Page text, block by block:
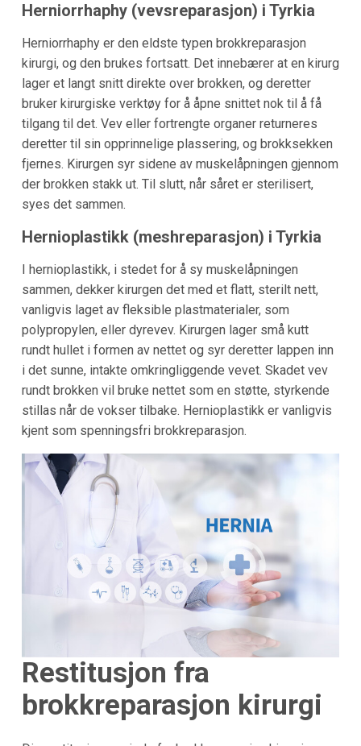
Herniorrhaphy (vevsreparasjon) i Tyrkia
Herniorrhaphy er den eldste typen brokkreparasjon
kirurgi, og den brukes fortsatt. Det innebærer at en kirurg
lager et langt snitt direkte over brokken, og deretter
bruker kirurgiske verktøy for å åpne snittet nok til å få
tilgang til det. Vev eller fortrengte organer returneres
deretter til sin opprinnelige plassering, og brokksekken
fjernes. Kirurgen syr sidene av muskelåpningen gjennom
der brokken stakk ut. Til slutt, når såret er sterilisert,
syes det sammen.
Hernioplastikk (meshreparasjon) i Tyrkia
I hernioplastikk, i stedet for å sy muskelåpningen
sammen, dekker kirurgen det med et flatt, sterilt nett,
vanligvis laget av fleksible plastmaterialer, som
polypropylen, eller dyrevev. Kirurgen lager små kutt
rundt hullet i formen av nettet og syr deretter lappen inn
i det sunne, intakte omkringliggende vevet. Skadet vev
rundt brokken vil bruke nettet som en støtte, styrkende
stillas når de vokser tilbake. Hernioplastikk er vanligvis
kjent som spenningsfri brokkreparasjon.
Restitusjon fra
brokkreparasjon kirurgi